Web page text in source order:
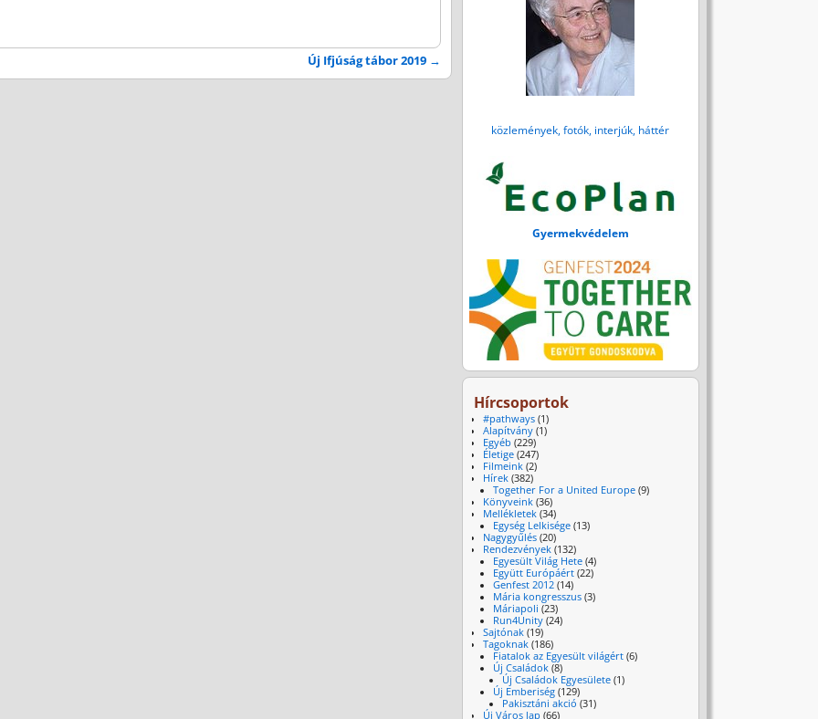
Új Ifjúság tábor 2019 →
közlemények, fotók, interjúk, háttér
Gyermekvédelem
Hírcsoportok
#pathways (1)
Alapítvány (1)
Egyéb (229)
Életige (247)
Filmeink (2)
Hírek (382)
Together For a United Europe(9)
Könyveink (36)
Mellékletek (34)
Egység Lelkisége(13)
Nagygyűlés (20)
Rendezvények (132)
Egyesült Világ Hete(4)
Együtt Európáért(22)
Genfest 2012(14)
Mária kongresszus(3)
Máriapoli (23)
Run4Unity(24)
Sajtónak (19)
Tagoknak (186)
Fiatalok az Egyesült világért(6)
Új Családok(8)
Új Családok Egyesülete (1)
Új Emberiség(129)
Pakisztáni akció (31)
Új Város lap (66)